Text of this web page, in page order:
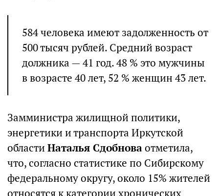
584 человека имеют задолженность от
500 тысяч рублей. Средний возраст
должника — 41 год. 48 % это мужчины
в возрасте 40 лет, 52 % женщин 43 лет.
Замминистра жилищной политики,
энергетики и транспорта Иркутской
области Наталья Сдобноваотметила,
что, согласно статистике по Сибирскому
федеральному округу, около 15% жителей
относятся к категории хронических